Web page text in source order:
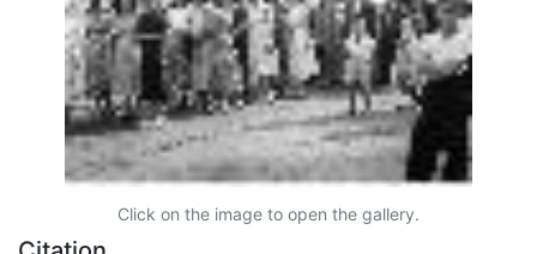
Click on the image to open the gallery.